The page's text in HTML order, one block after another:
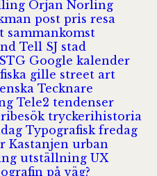
Örjan Norling
post pris resa
sammankomst
Tell SJ stad
STG Google kalender
gille street art
Tecknare
Tele2 tendenser
tryckerihistoria
Typografisk fredag
Kastanjen urban
utställning UX
på väg?